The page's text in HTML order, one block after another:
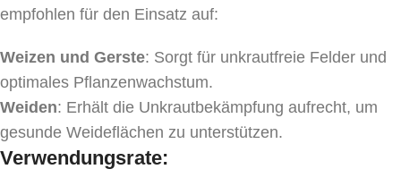
empfohlen für den Einsatz auf:
Weizen und Gerste: Sorgt für unkrautfreie Felder und
optimales Pflanzenwachstum.
Weiden: Erhält die Unkrautbekämpfung aufrecht, um
gesunde Weideflächen zu unterstützen.
Verwendungsrate: